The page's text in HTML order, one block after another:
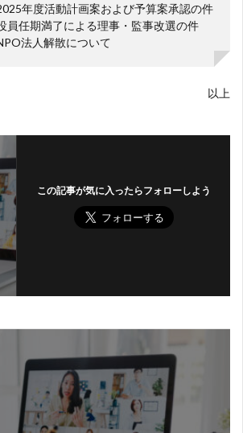
年度活動計画案および予算案承認の件
員任期満了による理事・監事改選の件
法人解散について
以上
この記事が気に入ったらフォローしよう